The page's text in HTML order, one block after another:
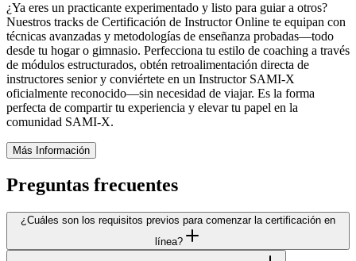
¿Ya eres un practicante experimentado y listo para guiar a otros?
Nuestros tracks de Certificación de Instructor Online te equipan con
técnicas avanzadas y metodologías de enseñanza probadas—todo
desde tu hogar o gimnasio. Perfecciona tu estilo de coaching a través
de módulos estructurados, obtén retroalimentación directa de
instructores senior y conviértete en un Instructor SAMI-X
oficialmente reconocido—sin necesidad de viajar. Es la forma
perfecta de compartir tu experiencia y elevar tu papel en la
comunidad SAMI-X.
Más Información
Preguntas frecuentes
¿Cuáles son los requisitos previos para comenzar la certificación en
línea?